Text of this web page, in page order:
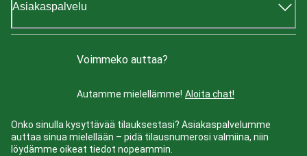
Asiakaspalvelu
Voimmeko auttaa?
Autamme mielellämme! Aloita chat!
Onko sinulla kysyttävää tilauksestasi? Asiakaspalvelumme
auttaa sinua mielellään – pidä tilausnumerosi valmiina, niin
löydämme oikeat tiedot nopeammin.